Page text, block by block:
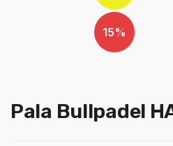
15%
Pala Bullpadel